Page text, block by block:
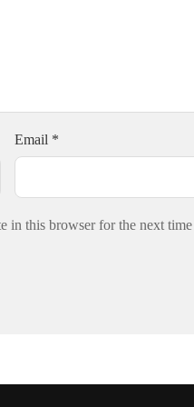
Email *
in this browser for the next